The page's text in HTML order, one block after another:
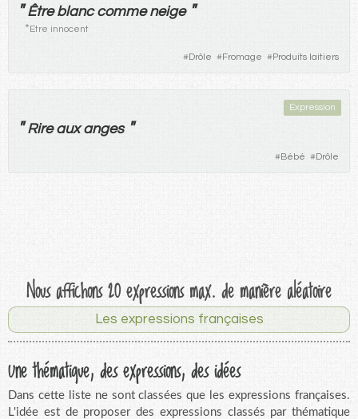
" Être blanc comme neige "
*Etre innocent
#Drôle #Fromage #Produits laitiers
Expression
" Rire aux anges "
#Bébé #Drôle
Nous affichons 20 expressions max. de manière aléatoire
Les expressions françaises
Une thématique, des expressions, des idées
Dans cette liste ne sont classées que les expressions françaises.
L'idée est de proposer des expressions classés par thématique